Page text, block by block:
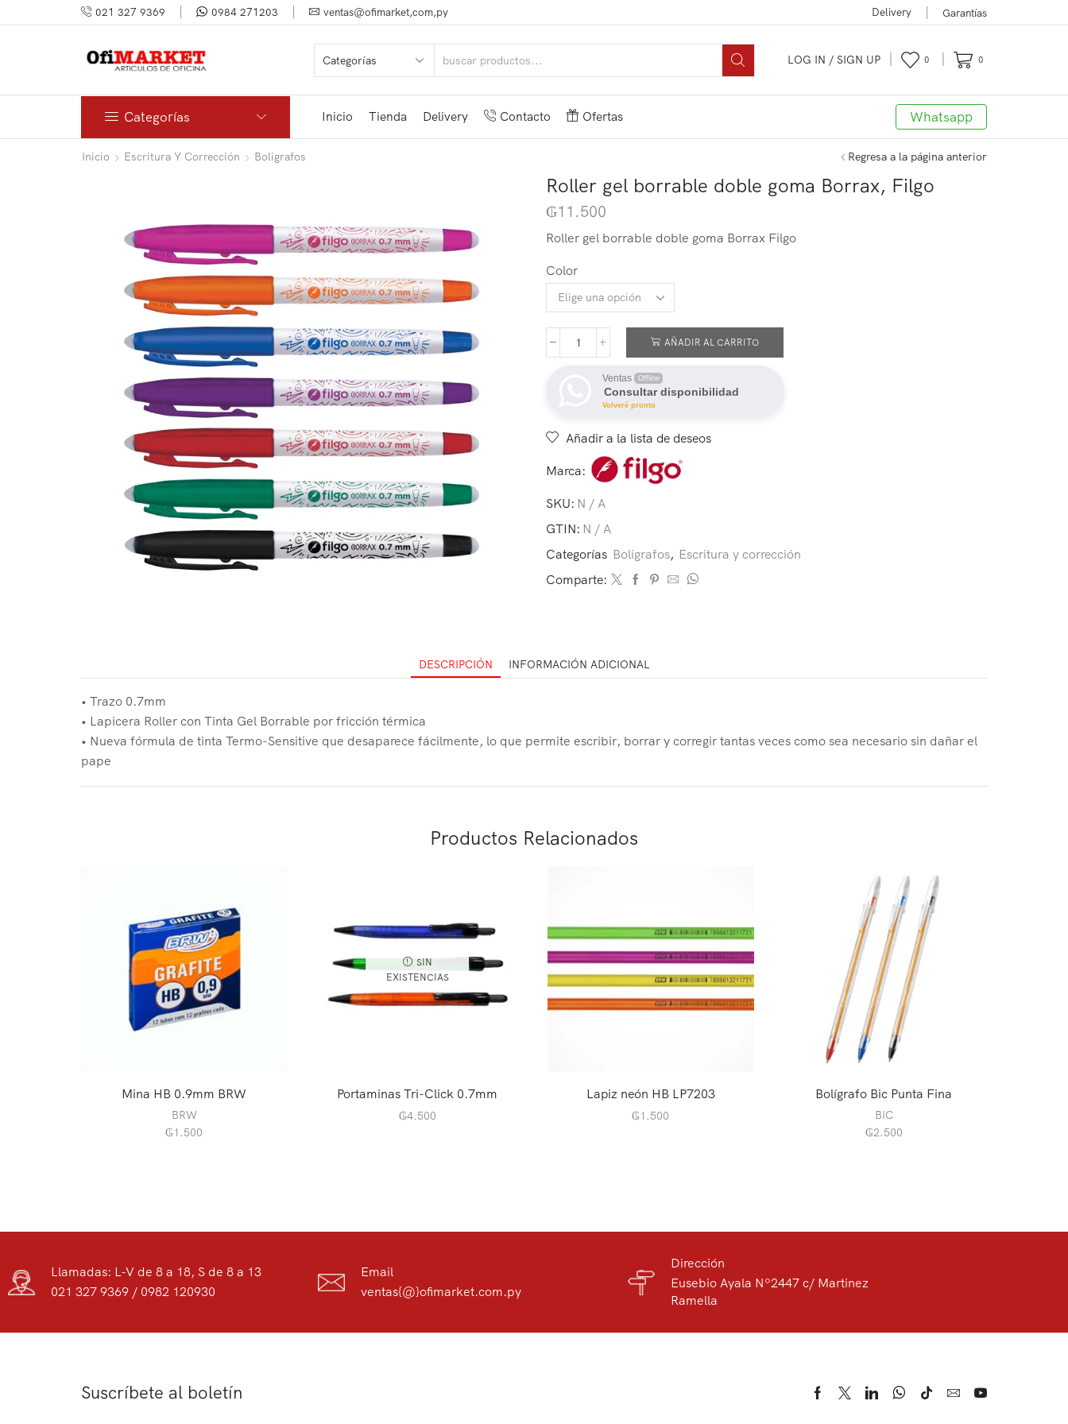
021 327 9369 0984 271203 ventas@ofimarket,com,py Delivery Garantías
LOG IN / SIGN UP 0 0
Categorías Inicio Tienda Delivery Contacto Ofertas Whatsapp
Inicio Escritura Y Corrección Boligrafos Regresa a la página anterior
Roller gel borrable doble goma Borrax, Filgo
₲11.500
Roller gel borrable doble goma Borrax Filgo
Color
AÑADIR AL CARRITO
Ventas Offline
Consultar disponibilidad
Volveré pronto
Añadir a la lista de deseos
Marca:
SKU: N / A
GTIN: N / A
Categorías Boligrafos, Escritura y corrección
Comparte:
DESCRIPCIÓN INFORMACIÓN ADICIONAL
• Trazo 0.7mm
• Lapicera Roller con Tinta Gel Borrable por fricción térmica
• Nueva fórmula de tinta Termo-Sensitive que desaparece fácilmente, lo que permite escribir, borrar y corregir tantas veces como sea necesario sin dañar el
pape
Productos Relacionados
Mina HB 0.9mm BRW
BRW
₲1.500
SIN
EXISTENCIAS
Portaminas Tri-Click 0.7mm
₲4.500
Lapiz neón HB LP7203
₲1.500
Bolígrafo Bic Punta Fina
BIC
₲2.500
Llamadas: L-V de 8 a 18, S de 8 a 13
021 327 9369 / 0982 120930
Email
ventas{@}ofimarket.com.py
Dirección
Eusebio Ayala Nº2447 c/ Martinez
Ramella
Suscríbete al boletín